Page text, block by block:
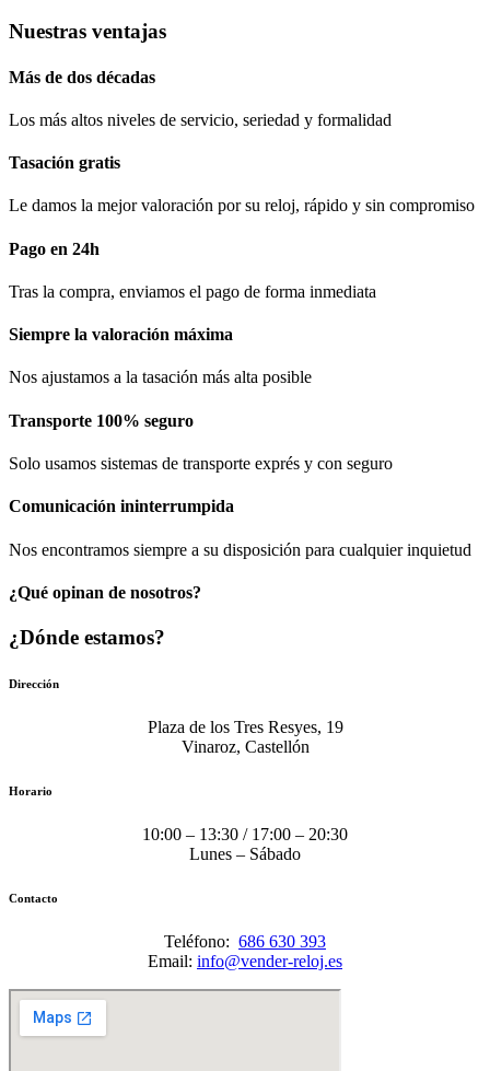
Nuestras ventajas
Más de dos décadas
Los más altos niveles de servicio, seriedad y formalidad​
Tasación gratis
Le damos la mejor valoración por su reloj, rápido y sin compromiso
Pago en 24h
Tras la compra, enviamos el pago de forma inmediata
Siempre la valoración máxima
Nos ajustamos a la tasación más alta posible
Transporte 100% seguro
Solo usamos sistemas de transporte exprés y con seguro
Comunicación​ ininterrumpida
Nos encontramos siempre a su disposición para cualquier inquietud
¿Qué opinan de nosotros?
¿Dónde estamos?
Dirección
Plaza de los Tres Resyes, 19
Vinaroz, Castellón
Horario
10:00 – 13:30 / 17:00 – 20:30
Lunes – Sábado
Contacto
Teléfono: 686 630 393
Email: info@vender-reloj.es